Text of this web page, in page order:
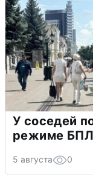
У соседей
режиме
5 августа 0